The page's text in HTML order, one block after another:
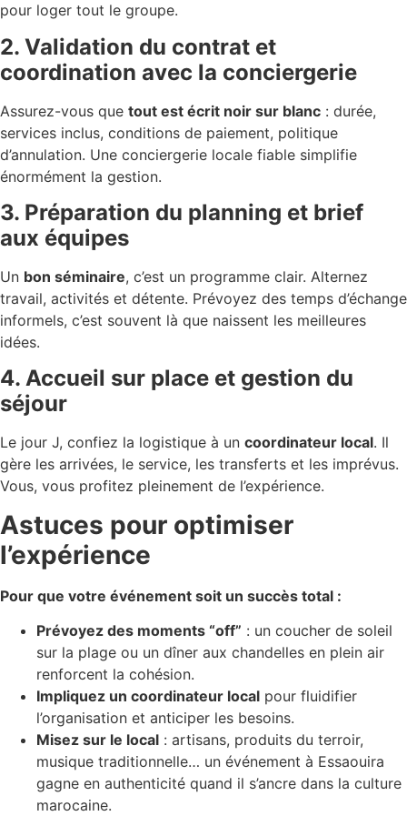
pour loger tout le groupe.
2. Validation du contrat et
coordination avec la conciergerie
Assurez-vous que tout est écrit noir sur blanc : durée,
services inclus, conditions de paiement, politique
d’annulation. Une conciergerie locale fiable simplifie
énormément la gestion.
3. Préparation du planning et brief
aux équipes
Un bon séminaire, c’est un programme clair. Alternez
travail, activités et détente. Prévoyez des temps d’échange
informels, c’est souvent là que naissent les meilleures
idées.
4. Accueil sur place et gestion du
séjour
Le jour J, confiez la logistique à un coordinateur local. Il
gère les arrivées, le service, les transferts et les imprévus.
Vous, vous profitez pleinement de l’expérience.
Astuces pour optimiser
l’expérience
Pour que votre événement soit un succès total :
Prévoyez des moments “off” : un coucher de soleil
sur la plage ou un dîner aux chandelles en plein air
renforcent la cohésion.
Impliquez un coordinateur local pour fluidifier
l’organisation et anticiper les besoins.
Misez sur le local : artisans, produits du terroir,
musique traditionnelle… un événement à Essaouira
gagne en authenticité quand il s’ancre dans la culture
marocaine.